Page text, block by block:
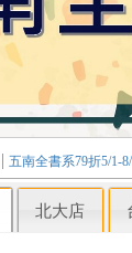
五南全書系79折5/1-
北大店